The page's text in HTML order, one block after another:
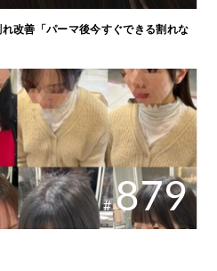
改善「パーマ後今すぐできる割れな
# 879